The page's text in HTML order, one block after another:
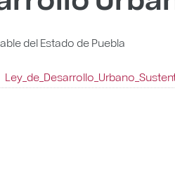
del Estado de Puebla